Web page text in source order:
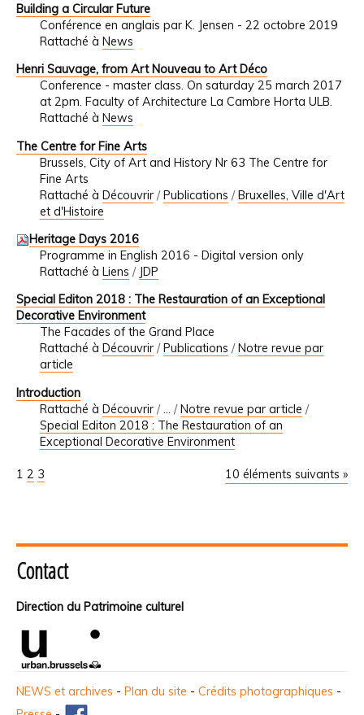
Building a Circular Future
Conférence en anglais par K. Jensen - 22 octobre 2019
Rattaché à News
Henri Sauvage, from Art Nouveau to Art Déco
Conference - master class. On saturday 25 march 2017
at 2pm. Faculty of Architecture La Cambre Horta ULB.
Rattaché à News
The Centre for Fine Arts
Brussels, City of Art and History Nr 63 The Centre for
Fine Arts
Rattaché à Découvrir /Publications /Bruxelles, Ville d'Art
et d'Histoire
Heritage Days 2016
Programme in English 2016 - Digital version only
Rattaché à Liens / JDP
Special Editon 2018 : The Restauration of an Exceptional
Decorative Environment
The Facades of the Grand Place
Rattaché à Découvrir / Publications / Notre revue par
article
Introduction
Rattaché à Découvrir /… /Notre revue par article /
Special Editon 2018 : The Restauration of an
Exceptional Decorative Environment
10 éléments suivants »
1 2 3
Contact
Direction du Patrimoine culturel
NEWS et archives - Plan du site - Crédits photographiques -